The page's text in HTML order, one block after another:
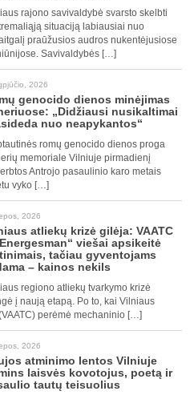
rajono savivaldybė svarsto skelbti
situaciją labiausiai nuo
praūžusios audros nukentėjusiose
Savivaldybės […]
2026
genocido dienos minėjimas
„Didžiausi nusikaltimai
nuo neapykantos“
romų genocido dienos proga
memoriale Vilniuje pirmadienį
Antrojo pasaulinio karo metais
vyko […]
2026
atliekų krizė gilėja: VAATC
viešai apsikeitė
tačiau gyventojams
– kainos nekils
regiono atliekų tvarkymo krizė
į naują etapą. Po to, kai Vilniaus
perėmė mechaninio […]
2026
atminimo lentos Vilniuje
laisvės kovotojus, poetą ir
tautų teisuolius